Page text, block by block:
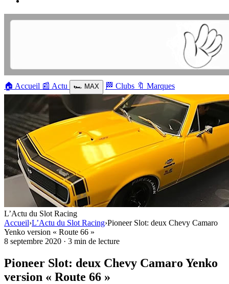
🏠 Accueil 📰 Actu 🏎️ MAX 🏁 Clubs 🔖 Marques
L’Actu du Slot Racing
Accueil›L’Actu du Slot Racing›Pioneer Slot: deux Chevy Camaro
Yenko version « Route 66 »
8 septembre 2020 · 3 min de lecture
Pioneer Slot: deux Chevy Camaro Yenko
version « Route 66 »